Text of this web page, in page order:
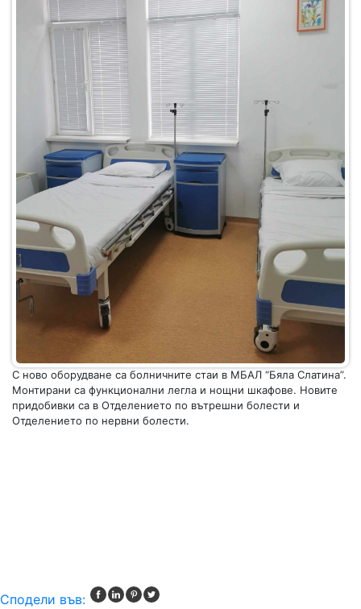
С ново оборудване са болничните стаи в МБАЛ “Бяла Слатина”.
Монтирани са функционални легла и нощни шкафове. Новите
придобивки са в Отделението по вътрешни болести и
Отделението по нервни болести.
Сподели във: